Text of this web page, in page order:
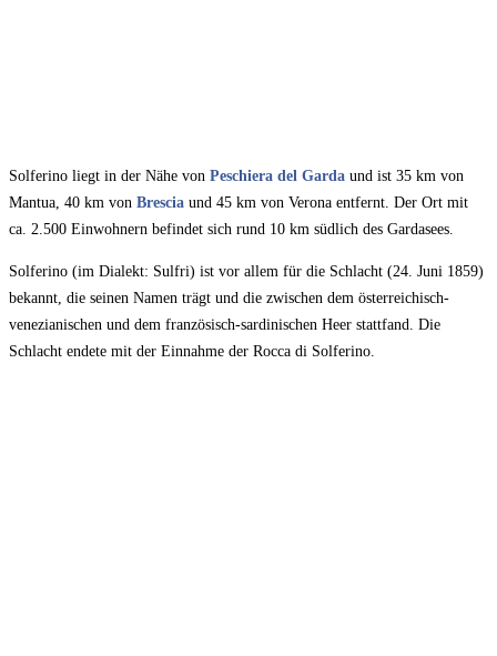
Solferino liegt in der Nähe von Peschiera del Garda und ist 35 km von
Mantua, 40 km von Brescia und 45 km von Verona entfernt. Der Ort mit
ca. 2.500 Einwohnern befindet sich rund 10 km südlich des Gardasees.
Solferino (im Dialekt: Sulfri) ist vor allem für die Schlacht (24. Juni 1859)
bekannt, die seinen Namen trägt und die zwischen dem österreichisch-
venezianischen und dem französisch-sardinischen Heer stattfand. Die
Schlacht endete mit der Einnahme der Rocca di Solferino.